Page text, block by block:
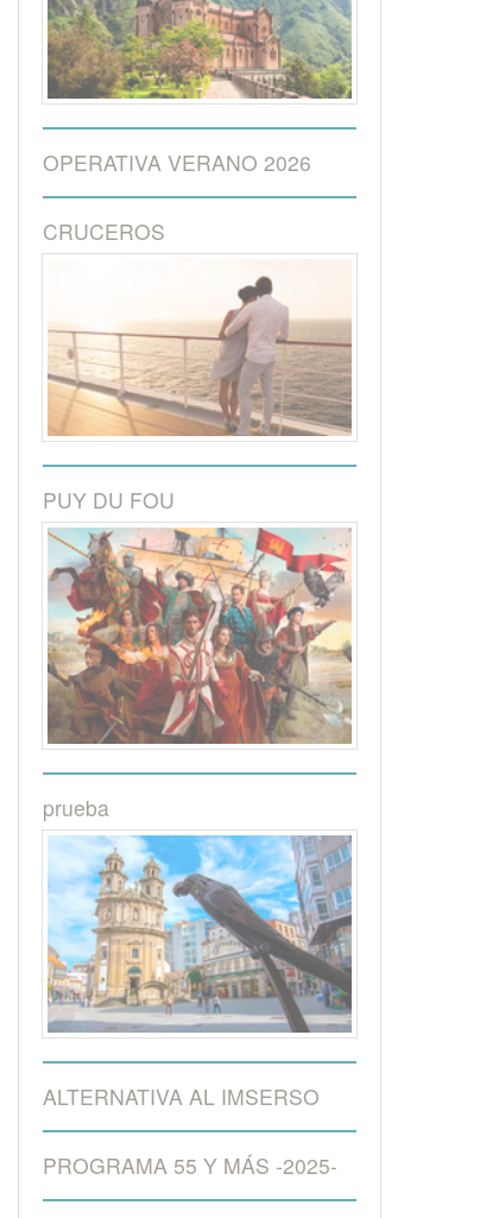
OPERATIVA VERANO 2026
CRUCEROS
PUY DU FOU
prueba
ALTERNATIVA AL IMSERSO
PROGRAMA 55 Y MÁS -2025-